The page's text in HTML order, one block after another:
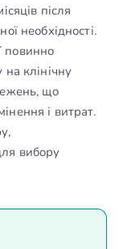
після
необхідності.
повинно
клінічну
що
і витрат.
вибору